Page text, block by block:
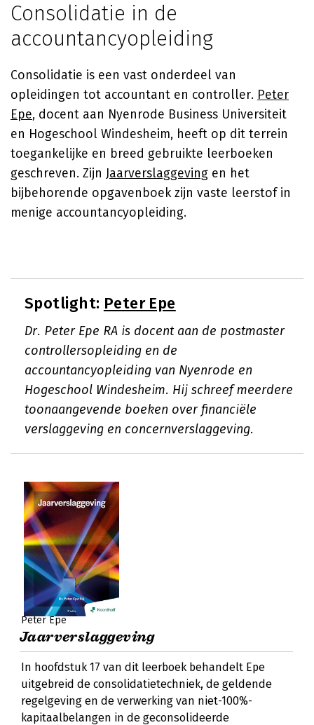
Consolidatie in de
accountancyopleiding
Consolidatie is een vast onderdeel van
opleidingen tot accountant en controller. Peter
Epe, docent aan Nyenrode Business Universiteit
en Hogeschool Windesheim, heeft op dit terrein
toegankelijke en breed gebruikte leerboeken
geschreven. Zijn Jaarverslaggeving en het
bijbehorende opgavenboek zijn vaste leerstof in
menige accountancyopleiding.
Spotlight: Peter Epe
Dr. Peter Epe RA is docent aan de postmaster
controllersopleiding en de
accountancyopleiding van Nyenrode en
Hogeschool Windesheim. Hij schreef meerdere
toonaangevende boeken over financiële
verslaggeving en concernverslaggeving.
Peter Epe
Jaarverslaggeving
In hoofdstuk 17 van dit leerboek behandelt Epe
uitgebreid de consolidatietechniek, de geldende
regelgeving en de verwerking van niet-100%-
kapitaalbelangen in de geconsolideerde